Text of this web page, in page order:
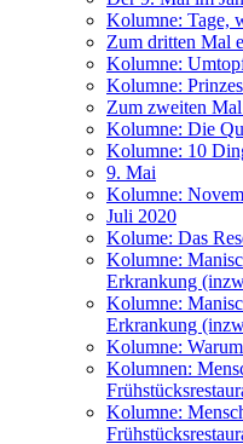
Kolumne: Tage,
Zum dritten Mal
Kolumne:
Kolumne:
Zum zweiten
Kolumne: Die
Kolumne: 10
9. Mai
Kolumne:
Juli 2020
Kolume: Das
Kolumne:
Erkrankung
Kolumne:
Erkrankung
Kolumne:
Kolumnen:
Kolumne: